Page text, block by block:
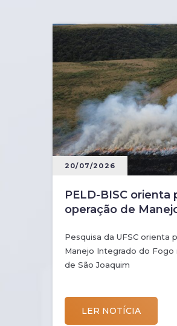
20/07/2026
PELD-BISC orienta
operação de
Pesquisa da UFSC orienta
Manejo Integrado do Fogo
de São Joaquim
LER NOTÍCIA